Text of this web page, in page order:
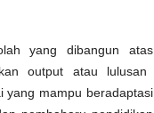
yang dibangun
atas
output atau
lulusan
yang mampu beradaptasi